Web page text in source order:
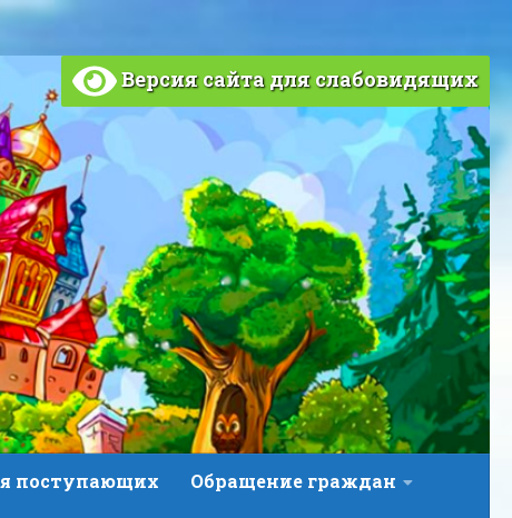
Версия сайта для слабовидящих
поступающих Обращение граждан